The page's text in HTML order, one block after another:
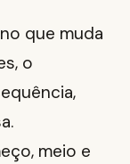
que muda
o
meio e